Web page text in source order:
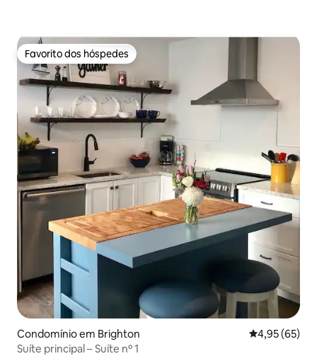
Favorito dos hóspedes
Favorito dos hóspedes
Condomínio em Brighton Classificação
4,95 (65)
Suíte principal – Suíte nº 1